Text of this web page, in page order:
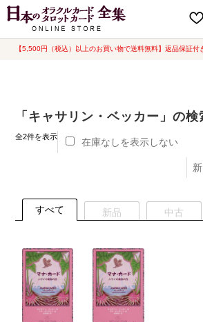
【5,500円（税込）以上のお買い物で送料無料】返品保証付
ナ
コ
オラクルカード
ルノルマンカード
トランプ
希少品
書籍
カード関連グッズ
ホーム ショップ
「キャサリン・ベッカー」の検
全2件を表示新
在庫なしを表示しない
すべて 新品 中古